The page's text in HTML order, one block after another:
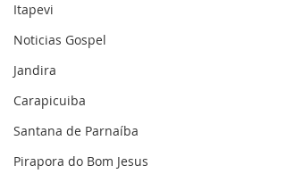
Itapevi
Noticias Gospel
Jandira
Carapicuiba
Santana de Parnaíba
Pirapora do Bom Jesus